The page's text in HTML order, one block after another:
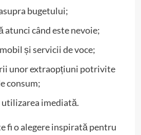
bugetului;
atunci când este nevoie;
și servicii de voce;
unor extraopțiuni potrivite
consum;
imediată.
fi o alegere inspirată pentru